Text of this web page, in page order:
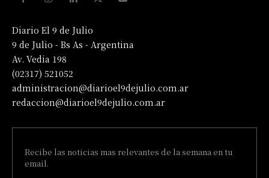
Diario El 9 de Julio
9 de Julio - Bs As - Argentina
Av. Vedia 198
(02317) 521052
administracion@diarioel9dejulio.com.ar
redaccion@diarioel9dejulio.com.ar
Recibe las noticias mas relevantes de la semana en tu
email.